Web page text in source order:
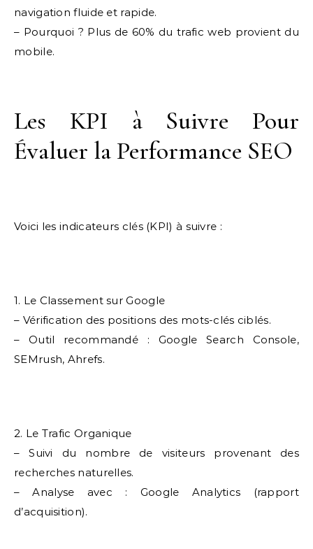
navigation fluide et rapide.
– Pourquoi ? Plus de 60% du trafic web provient du
mobile.
Les KPI à Suivre Pour
Évaluer la Performance SEO
Voici les indicateurs clés (KPI) à suivre :
1. Le Classement sur Google
– Vérification des positions des mots-clés ciblés.
– Outil recommandé : Google Search Console,
SEMrush, Ahrefs.
2. Le Trafic Organique
– Suivi du nombre de visiteurs provenant des
recherches naturelles.
– Analyse avec : Google Analytics (rapport
d’acquisition).